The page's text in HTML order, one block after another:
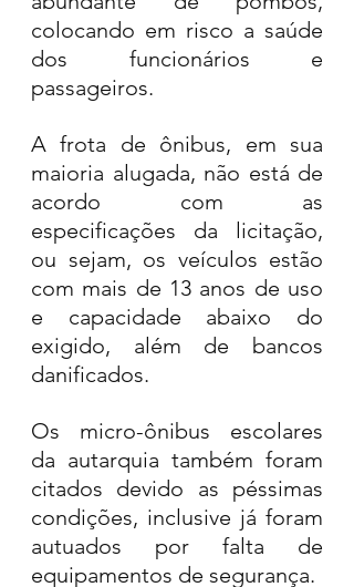
colocando em risco a saúde
dos funcionários e
passageiros.
A frota de ônibus, em sua
maioria alugada, não está de
acordo com as
especificações da licitação,
ou sejam, os veículos estão
com mais de 13 anos de uso
e capacidade abaixo do
exigido, além de bancos
danificados.
Os micro-ônibus escolares
da autarquia também foram
citados devido as péssimas
condições, inclusive já foram
autuados por falta de
equipamentos de segurança.